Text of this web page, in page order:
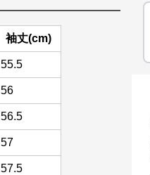
袖丈(cm)
55.5
56
56.5
57
57.5